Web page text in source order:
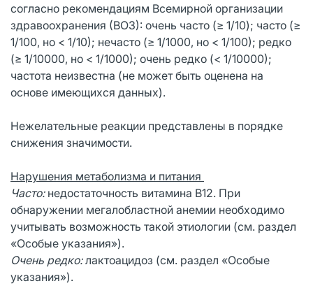
согласно рекомендациям Всемирной организации
здравоохранения (ВОЗ): очень часто (≥ 1/10); часто (≥
1/100, но < 1/10); нечасто (≥ 1/1000, но < 1/100); редко
(≥ 1/10000, но < 1/1000); очень редко (< 1/10000);
частота неизвестна (не может быть оценена на
основе имеющихся данных).
Нежелательные реакции представлены в порядке
снижения значимости.
Нарушения метаболизма и питания
Часто: недостаточность витамина В12. При
обнаружении мегалобластной анемии необходимо
учитывать возможность такой этиологии (см. раздел
«Особые указания»).
Очень редко:лактоацидоз (см. раздел «Особые
указания»).